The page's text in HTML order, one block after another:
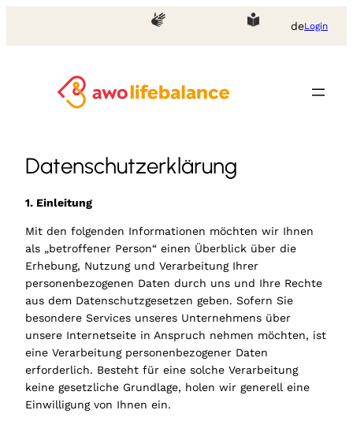
springen
deLogin
Datenschutzerklärung
1. Einleitung
­Mit den folgenden Informationen möchten wir Ihnen
als „betroffener Person“ einen Überblick über die
Erhebung, Nutzung und Verarbeitung Ihrer
personenbezogenen Daten durch uns und Ihre Rechte
aus dem Datenschutzgesetzen geben. Sofern Sie
besondere Services unseres Unternehmens über
unsere Internetseite in Anspruch nehmen möchten, ist
eine Verarbeitung personenbezogener Daten
erforderlich. Besteht für eine solche Verarbeitung
keine gesetzliche Grundlage, holen wir generell eine
Einwilligung von Ihnen ein.